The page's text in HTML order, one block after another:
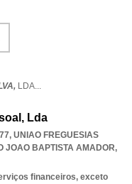
LDA...
Lda
, UNIAO FREGUESIAS
JOAO BAPTISTA AMADOR,
financeiros, exceto